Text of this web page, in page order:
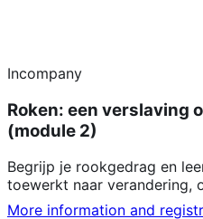
Incompany
Roken: een verslaving
(module 2)
Begrijp je rookgedrag en
toewerkt naar verandering,
More information and